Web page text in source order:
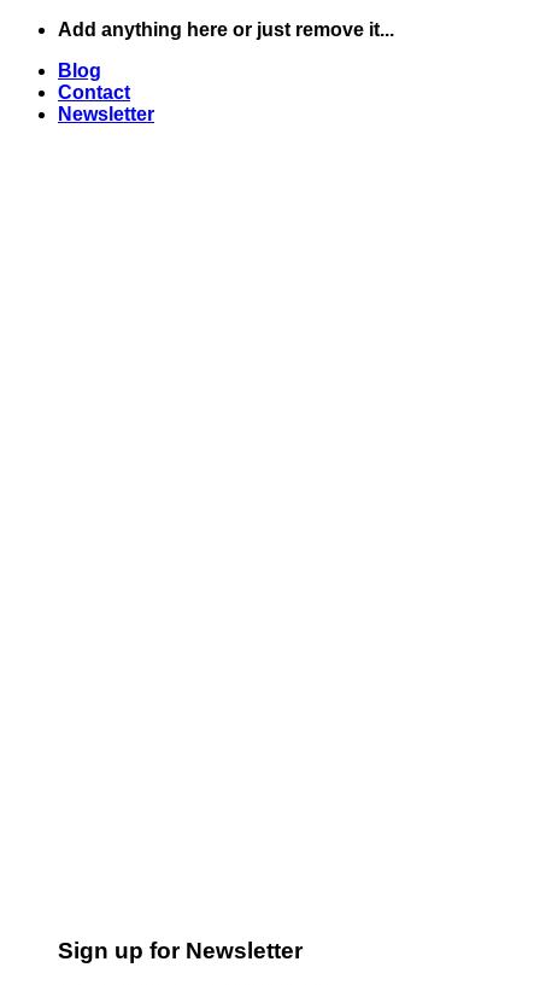
Skip
content
Add anything here or just remove it...
Blog
Contact
Newsletter
Sign up for Newsletter